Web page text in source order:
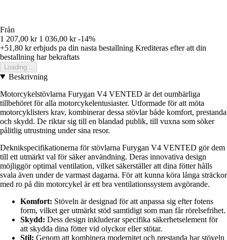
Från
1 207,00 kr 1 036,00 kr -14%
+51,80 krerbjuds pa din nasta bestallning Krediteras efter att din
bestallning har bekraftats
Loading...
Beskrivning
Motorcykelstövlarna Furygan V4 VENTED är det oumbärliga
tillbehöret för alla motorcykelentusiaster. Utformade för att möta
motorcyklisters krav, kombinerar dessa stövlar både komfort, prestanda
och skydd. De riktar sig till en blandad publik, till vuxna som söker
pålitlig utrustning under sina resor.
Deknikspecifikationerna för stövlarna Furygan V4 VENTED gör dem
till ett utmärkt val för säker användning. Deras innovativa design
möjliggör optimal ventilation, vilket säkerställer att dina fötter hålls
svala även under de varmast dagarna. För att kunna köra långa sträckor
med ro på din motorcykel är ett bra ventilationssystem avgörande.
Komfort: Stöveln är designad för att anpassa sig efter fotens
form, vilket ger utmärkt stöd samtidigt som man får rörelsefrihet.
Skydd: Dess design inkluderar specifika säkerhetselement för
att skydda dina fötter vid olyckor eller stötar.
Stil: Genom att kombinera modernitet och prestanda har stöveln